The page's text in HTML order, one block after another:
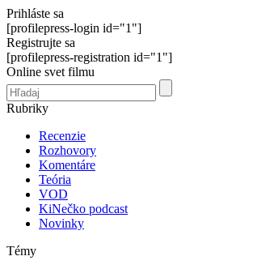
Prihláste sa
[profilepress-login id="1"]
Registrujte sa
[profilepress-registration id="1"]
Online svet filmu
Rubriky
Recenzie
Rozhovory
Komentáre
Teória
VOD
KiNečko podcast
Novinky
Témy